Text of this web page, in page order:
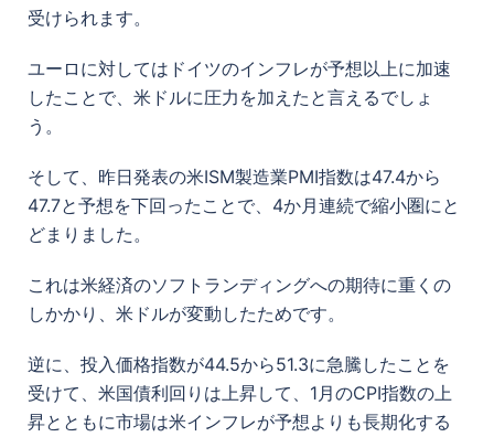
受けられます。
ユーロに対してはドイツのインフレが予想以上に加速
したことで、米ドルに圧力を加えたと言えるでしょ
う。
そして、昨日発表の米ISM製造業PMI指数は47.4から
47.7と予想を下回ったことで、4か月連続で縮小圏にと
どまりました。
これは米経済のソフトランディングへの期待に重くの
しかかり、米ドルが変動したためです。
逆に、投入価格指数が44.5から51.3に急騰したことを
受けて、米国債利回りは上昇して、1月のCPI指数の上
昇とともに市場は米インフレが予想よりも長期化する